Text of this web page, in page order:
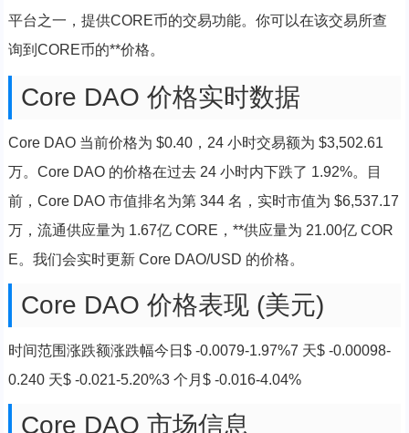
平台之一，提供CORE币的交易功能。你可以在该交易所查
询到CORE币的**价格。
Core DAO 价格实时数据
Core DAO 当前价格为 $0.40，24 小时交易额为 $3,502.61
万。Core DAO 的价格在过去 24 小时内下跌了 1.92%。目
前，Core DAO 市值排名为第 344 名，实时市值为 $6,537.17
万，流通供应量为 1.67亿 CORE，**供应量为 21.00亿 COR
E。我们会实时更新 Core DAO/USD 的价格。
Core DAO 价格表现 (美元)
时间范围涨跌额涨跌幅今日$ -0.0079-1.97%7 天$ -0.00098-
0.240 天$ -0.021-5.20%3 个月$ -0.016-4.04%
Core DAO 市场信息